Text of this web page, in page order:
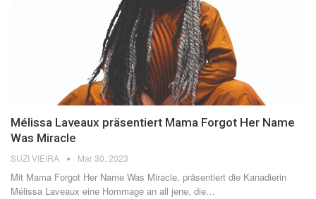
Mélissa Laveaux präsentiert Mama Forgot Her Name
Was Miracle
SUZI VIEIRA Mar 30, 2023
Mit Mama Forgot Her Name Was Miracle, präsentiert die Kanadierin
Mélissa Laveaux eine Hommage an all jene, die…